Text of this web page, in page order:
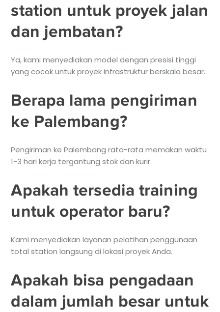
station untuk proyek jalan
dan jembatan?
Ya, kami menyediakan model dengan presisi tinggi
yang cocok untuk proyek infrastruktur berskala besar.
Berapa lama pengiriman
ke Palembang?
Pengiriman ke Palembang rata-rata memakan waktu
1-3 hari kerja tergantung stok dan kurir.
Apakah tersedia training
untuk operator baru?
Kami menyediakan layanan pelatihan penggunaan
total station langsung di lokasi proyek Anda.
Apakah bisa pengadaan
dalam jumlah besar untuk